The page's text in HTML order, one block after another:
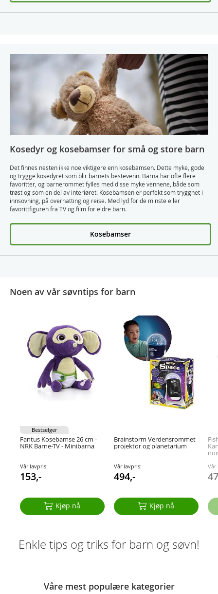
Kosedyr og kosebamser for små og store barn
Det finnes nesten ikke noe viktigere enn kosebamsen. Dette myke, gode
og trygge kosedyret som blir barnets bestevenn. Barna har ofte flere
favoritter, og barnerommet fylles med disse myke vennene, både som
trøst og som en del av interiøret. Kosebamsen er perfekt som trygghet i
innsovning, på overnatting og reise. Med lyd for de minste eller
favorittfiguren fra TV og film for eldre barn.
Kosebamser
Noen av vår søvntips for barn
Fantus Kosebamse 26 cm -
NRK Barne-TV - Minibarna
Vår lavpris:
153,-
Kjøp nå
Bestselger
Brainstorm Verdensrommet
projektor og planetarium
Vår lavpris:
494,-
Kjøp nå
Vår
Enkle tips og triks for barn og søvn!
Våre mest populære kategorier